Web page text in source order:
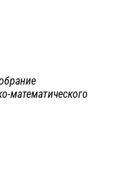
математического